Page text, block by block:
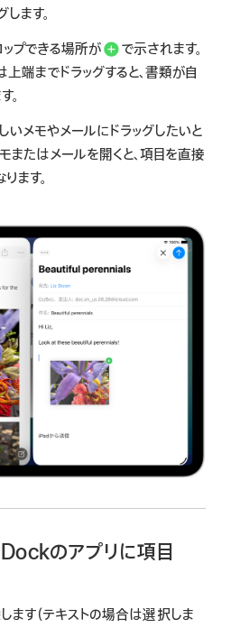
ます。
ップできる場所が
で示されます。
端までドラッグすると、書類が自
。
いメモやメールにドラッグしたいと
またはメールを開くと、項目を直接
ます。
のアプリに項目
ます（テキストの場合は選択しま